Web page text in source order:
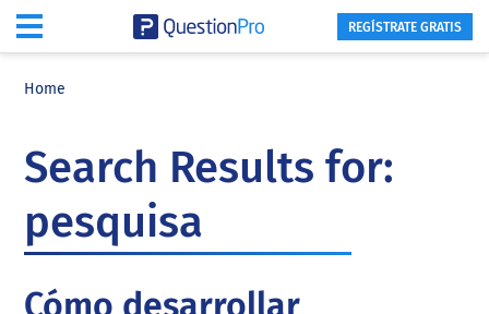
REGÍSTRATE GRATIS
Home
Search Results for:
pesquisa
Cómo desarrollar